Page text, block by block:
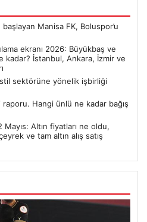
Manisa FK, Boluspor’u
ekranı 2026: Büyükbaş ve
kadar? İstanbul, Ankara, İzmir ve
sektörüne yönelik işbirliği
raporu. Hangi ünlü ne kadar bağış
Mayıs: Altın fiyatları ne oldu,
ve tam altın alış satış